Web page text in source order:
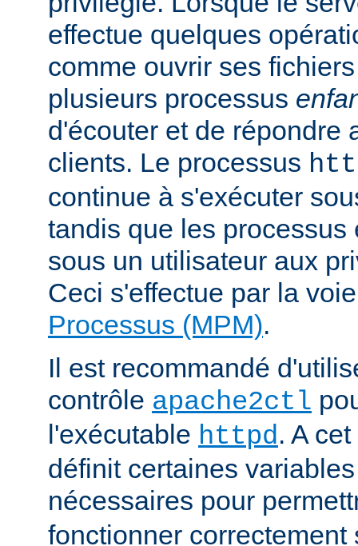
effectue quelques
comme ouvrir ses
plusieurs processus
d'écouter et de répondre
clients. Le processus
continue à s'exécuter
tandis que les processus
sous un utilisateur aux
Ceci s'effectue par la
Processus (MPM).
Il est recommandé
contrôle apache2ctl
l'exécutable httpd. A
définit certaines
nécessaires pour
fonctionner correctement